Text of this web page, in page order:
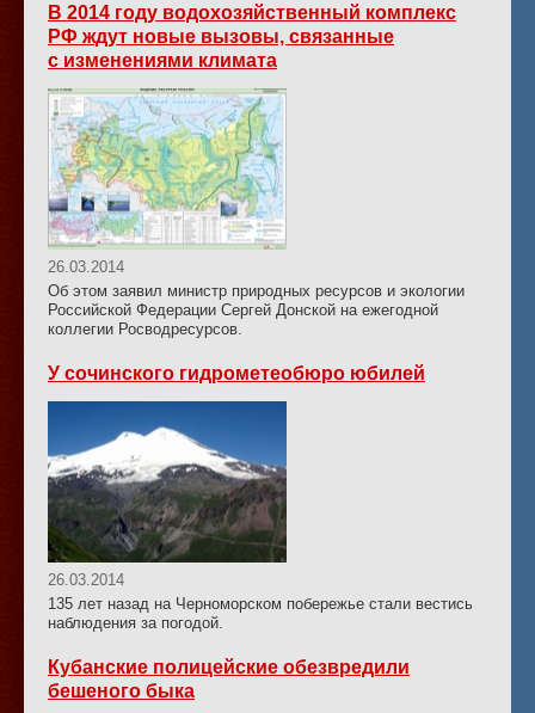
В 2014 году водохозяйственный комплекс
РФ ждут новые вызовы, связанные
с изменениями климата
26.03.2014
Об этом заявил министр природных ресурсов и экологии
Российской Федерации Сергей Донской на ежегодной
коллегии Росводресурсов.
У сочинского гидрометеобюро юбилей
26.03.2014
135 лет назад на Черноморском побережье стали вестись
наблюдения за погодой.
Кубанские полицейские обезвредили
бешеного быка